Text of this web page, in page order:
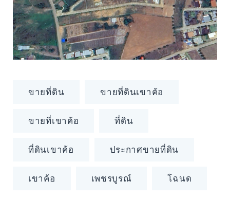
ขายที่ดิน ขายที่ดินเขาค้อ
ขายที่เขาค้อ ที่ดิน
ที่ดินเขาค้อ ประกาศขายที่ดิน
เขาค้อ เพชรบูรณ์ โฉนด